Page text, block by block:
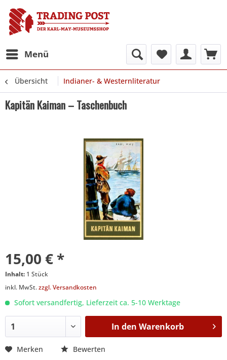
Menü
Übersicht Indianer- & Westernliteratur
Kapitän Kaiman – Taschenbuch
15,00 € *
Inhalt: 1 Stück
inkl. MwSt.zzgl. Versandkosten
Sofort versandfertig, Lieferzeit ca. 5-10 Werktage
In den Warenkorb
Merken Bewerten